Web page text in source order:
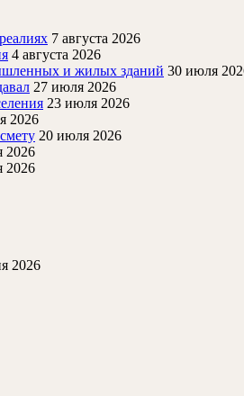
7 августа 2026
4 августа 2026
и жилых зданий 30 июля
27 июля 2026
23 июля 2026
2026
20 июля 2026
2026
2026
2026